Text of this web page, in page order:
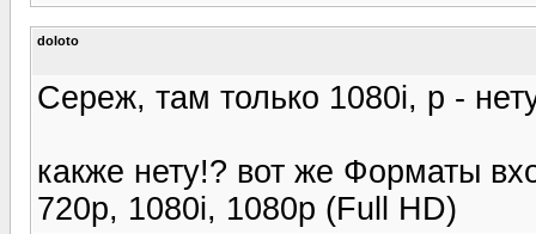
doloto
Сереж, там только 1080i, p -
какже нету!? вот же Форматы
720p, 1080i, 1080p (Full HD)